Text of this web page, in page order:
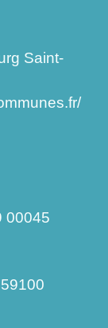
Saint-
00045